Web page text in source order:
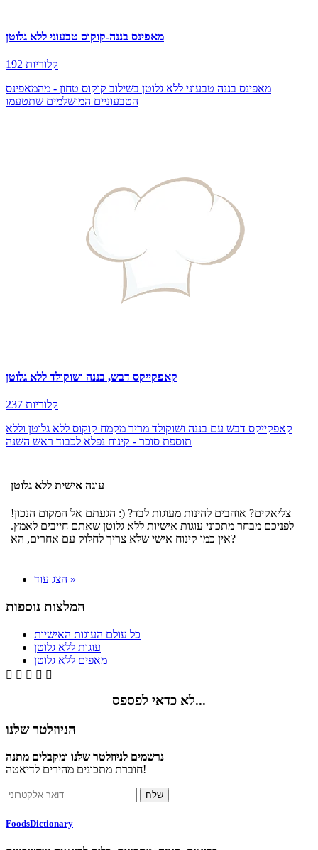
מאפינס בננה-קוקוס טבעוני ללא גלוטן
192 קלוריות
מאפינס בננה טבעוני ללא גלוטן בשילוב קוקוס טחון - מהמאפינס
הטבעוניים המושלמים שתטעמו
קאפקייקס דבש, בננה ושוקולד ללא גלוטן
237 קלוריות
קאפקייקס דבש עם בננה ושוקולד מריר מקמח קוקוס ללא גלוטן וללא
תוספת סוכר - קינוח נפלא לכבוד ראש השנה
עוגה אישית ללא גלוטן
צליאקים? אוהבים להינות מעוגות לבד? (: הגעתם אל המקום הנכון!
לפניכם מבחר מתכוני עוגות אישיות ללא גלוטן שאתם חייבים לאמץ.
אין כמו קינוח אישי שלא צריך לחלוק עם אחרים, הא?
הצג עוד »
המלצות נוספות
כל עולם העוגות האישיות
עוגות ללא גלוטן
מאפים ללא גלוטן
    
לא כדאי לפספס...
הניוזלטר שלנו
נרשמים לניוזלטר שלנו ומקבלים מתנה
חוברת מתכונים מהירים לדיאטה!
FoodsDictionary